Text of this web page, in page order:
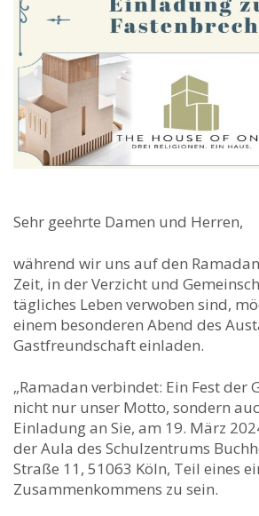
Sehr geehrte Damen und Herren,
während wir uns auf den
Zeit, in der Verzicht und
tägliches Leben verwoben sind,
einem besonderen Abend des
Gastfreundschaft einladen.
„Ramadan verbindet: Ein Fest der
nicht nur unser Motto, sondern
Einladung an Sie, am 19. März
der Aula des Schulzentrums
Straße 11, 51063 Köln, Teil eines
Zusammenkommens zu sein.